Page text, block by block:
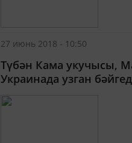
27 июнь 2018 - 10:50
Түбән Кама укучысы,
Украинада узган